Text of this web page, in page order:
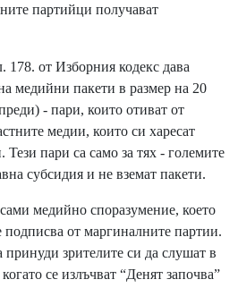
партийци получават
178. от Изборния кодекс дава
медийни пакети в размер на 20
- пари, които отиват от
медии, които си харесат
пари са само за тях - големите
субсидия и не вземат пакети.
медийно споразумение, което
от маргиналните партии.
зрителите си да слушат в
се излъчват “Денят започва”